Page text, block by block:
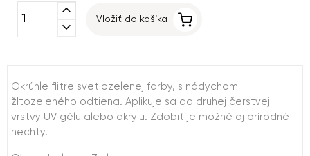
expand_less
expand_more
Vložiť do košíka
Okrúhle flitre svetlozelenej farby, s nádychom
žltozeleného odtiena. Aplikuje sa do druhej čerstvej
vrstvy UV gélu alebo akrylu. Zdobiť je možné aj prírodné
nechty.